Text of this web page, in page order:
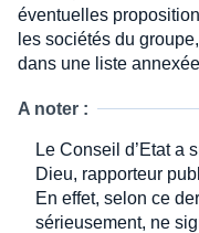
éventuelles
les sociétés du
dans une liste
A noter :
Le Conseil d’Etat a
Dieu, rapporteur
En effet, selon ce
sérieusement, ne